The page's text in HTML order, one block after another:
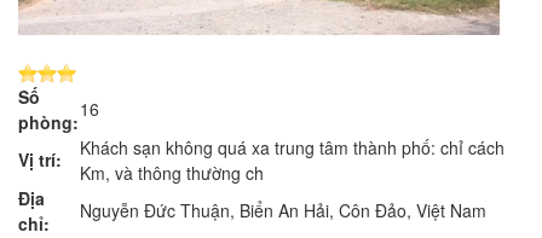
Số
phòng:
16
Vị trí:
Khách sạn không quá xa trung tâm thành phố: chỉ cách 0.5
Km, và thông thường ch
Địa
chỉ:
Nguyễn Đức Thuận, Biển An Hải, Côn Đảo, Việt Nam